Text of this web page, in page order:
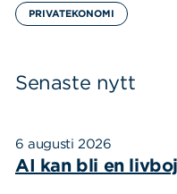
PRIVATEKONOMI
Senaste nytt
6 augusti 2026
AI kan bli en